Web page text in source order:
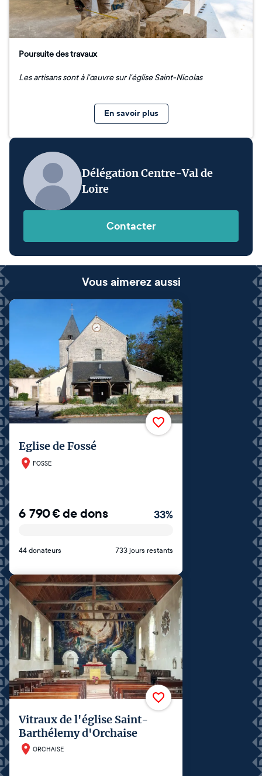
Poursuite des travaux
Les artisans sont à l'œuvre sur l'église Saint-Nicolas
En savoir plus
Délégation Centre-Val de
Loire
Contacter
Vous aimerez aussi
Eglise de Fossé
FOSSE
6 790€de dons 33%
44 donateurs 733 jours restants
Vitraux de l'église Saint-
Barthélemy d'Orchaise
ORCHAISE